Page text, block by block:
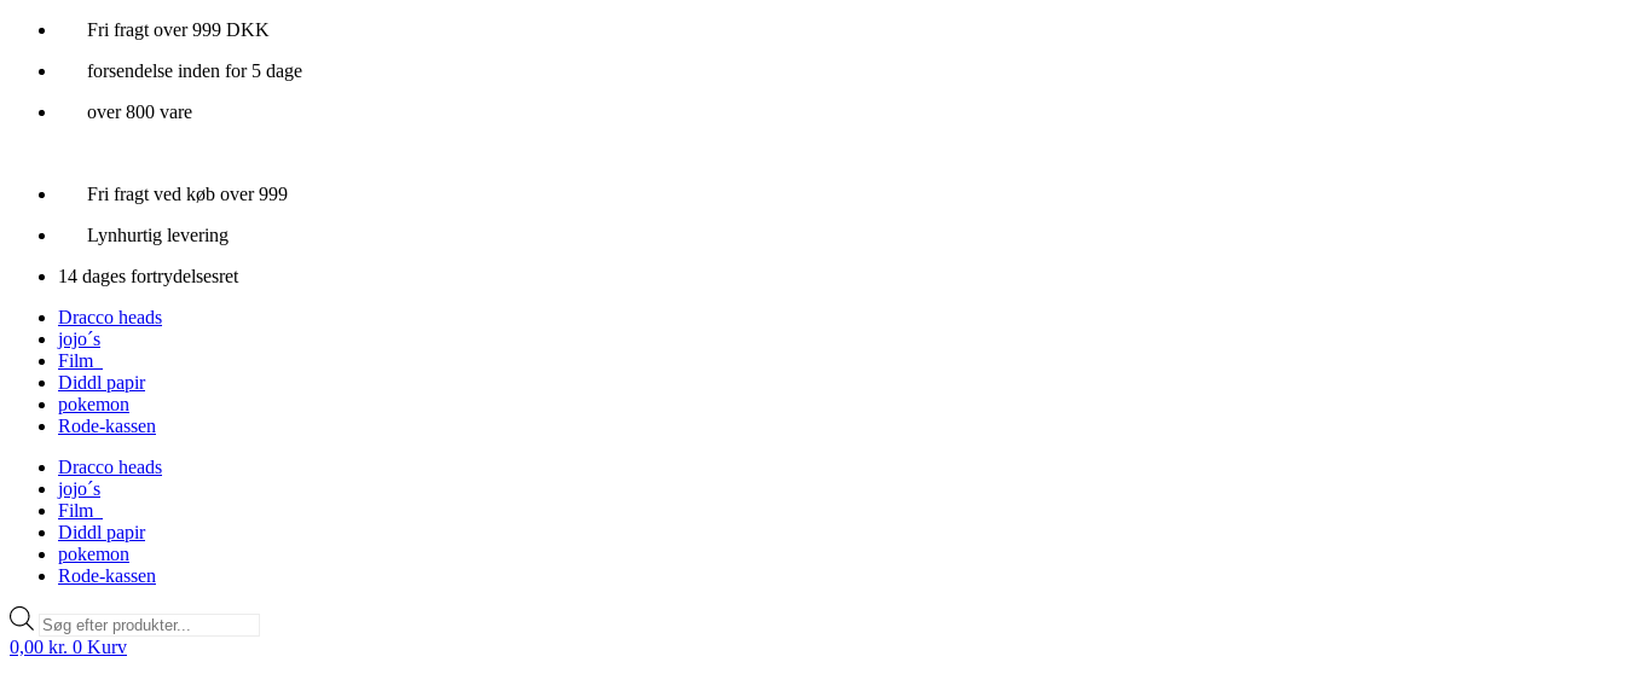
Videre
indhold
Fri fragt over 999 DKK
forsendelse inden for 5 dage
over 800 vare
Fri fragt ved køb over 999
Lynhurtig levering
14 dages fortrydelsesret
Dracco heads
jojo´s
Film
Diddl papir
pokemon
Rode-kassen
Dracco heads
jojo´s
Film
Diddl papir
pokemon
Rode-kassen
Products
search
0,00 kr. 0 Kurv